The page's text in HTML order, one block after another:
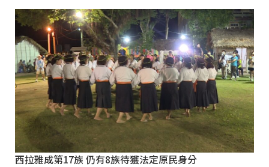
西拉雅成第17族 仍有8族待獲法定原民身分